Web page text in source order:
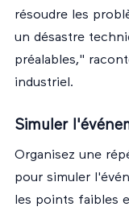
résoudre les
un désastre
préalables,"
industriel.
Simuler
Organisez une
pour simuler
les points faibles